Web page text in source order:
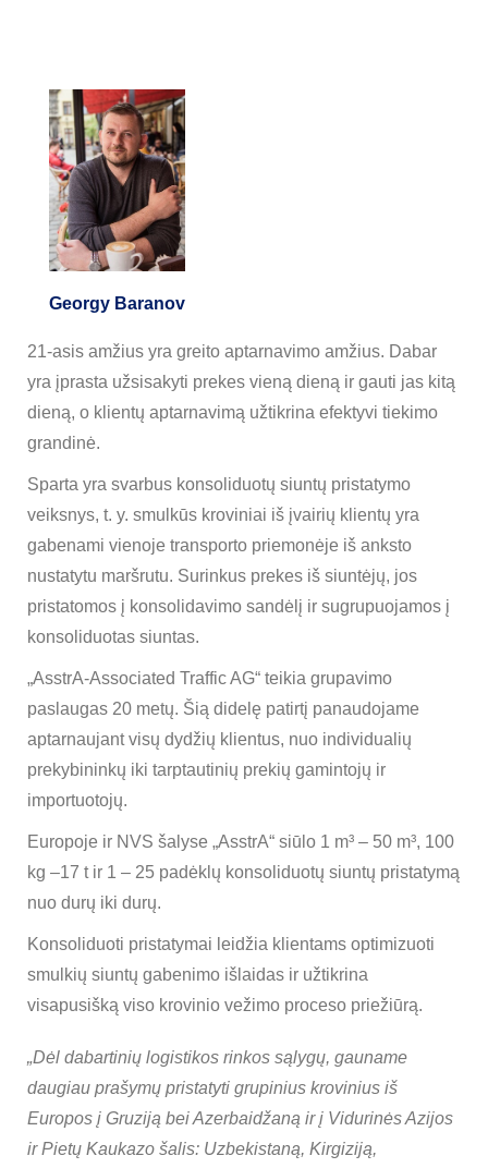
Georgy Baranov
21-asis amžius yra greito aptarnavimo amžius. Dabar
yra įprasta užsisakyti prekes vieną dieną ir gauti jas kitą
dieną, o klientų aptarnavimą užtikrina efektyvi tiekimo
grandinė.
Sparta yra svarbus konsoliduotų siuntų pristatymo
veiksnys, t. y. smulkūs kroviniai iš įvairių klientų yra
gabenami vienoje transporto priemonėje iš anksto
nustatytu maršrutu. Surinkus prekes iš siuntėjų, jos
pristatomos į konsolidavimo sandėlį ir sugrupuojamos į
konsoliduotas siuntas.
„AsstrA-Associated Traffic AG“ teikia grupavimo
paslaugas 20 metų. Šią didelę patirtį panaudojame
aptarnaujant visų dydžių klientus, nuo individualių
prekybininkų iki tarptautinių prekių gamintojų ir
importuotojų.
Europoje ir NVS šalyse „AsstrA“ siūlo 1 m³ – 50 m³, 100
kg –17 t ir 1 – 25 padėklų konsoliduotų siuntų pristatymą
nuo durų iki durų.
Konsoliduoti pristatymai leidžia klientams optimizuoti
smulkių siuntų gabenimo išlaidas ir užtikrina
visapusišką viso krovinio vežimo proceso priežiūrą.
„Dėl dabartinių logistikos rinkos sąlygų, gauname
daugiau prašymų pristatyti grupinius krovinius iš
Europos į Gruziją bei Azerbaidžaną ir į Vidurinės Azijos
ir Pietų Kaukazo šalis: Uzbekistaną, Kirgiziją,